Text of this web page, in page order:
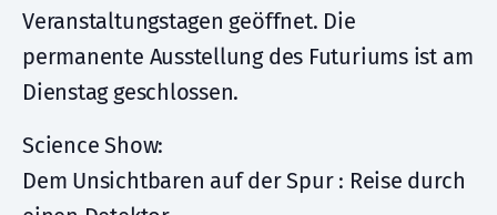
Veranstaltungstagen geöffnet. Die
permanente Ausstellung des Futuriums ist am
Dienstag geschlossen.
Science Show:
Dem Unsichtbaren auf der Spur : Reise durch